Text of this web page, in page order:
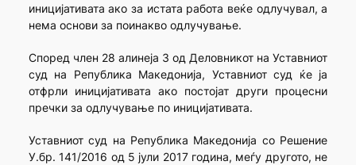
иницијативата ако за истата работа веќе одлучувал, а
нема основи за поинакво одлучување.
Според член 28 алинеја 3 од Деловникот на Уставниот
суд на Република Македонија, Уставниот суд ќе ја
отфрли иницијативата ако постојат други процесни
пречки за одлучување по иницијативата.
Уставниот суд на Република Македонија со Решение
У.бр. 141/2016 од 5 јули 2017 година, меѓу другото, не